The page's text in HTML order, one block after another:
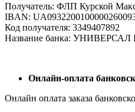
Получатель: ФЛП Курской
IBAN:
Код получателя: 3349407892
Название банка:
Онлайн-оплата
Онлайн оплата заказа